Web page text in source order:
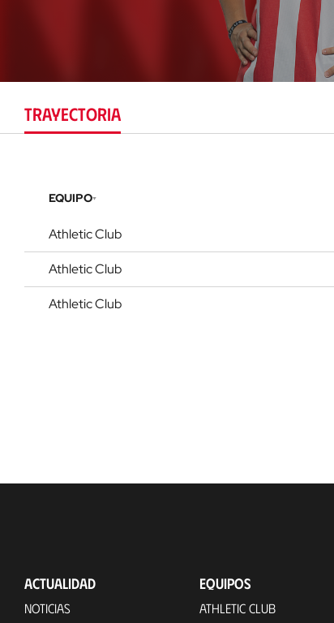
TRAYECTORIA
EQUIPO
Athletic Club
Athletic Club
Athletic Club
ACTUALIDAD
NOTICIAS
EQUIPOS
ATHLETIC CLUB